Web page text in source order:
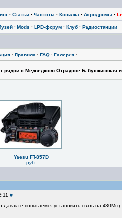
· Статьи· Частоты · Копилка · Аэродромы ·
· Mods · LPD-форум· Клуб· Радиостанции
· Правила · FAQ· Галерея·
рядом с Медведково Отрадное Бабушкинская
Yaesu FT-857D
руб.
#
давайте попытаемся установить связь на